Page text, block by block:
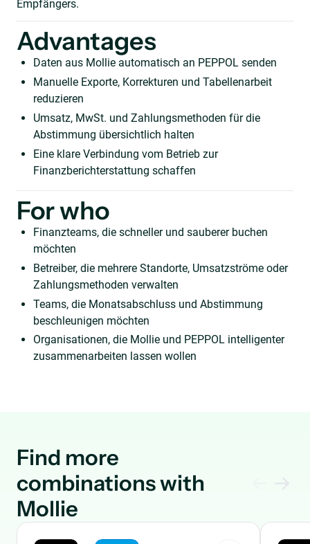
Empfängers.
Advantages
Daten aus Mollie automatisch an PEPPOL senden
Manuelle Exporte, Korrekturen und Tabellenarbeit
reduzieren
Umsatz, MwSt. und Zahlungsmethoden für die
Abstimmung übersichtlich halten
Eine klare Verbindung vom Betrieb zur
Finanzberichterstattung schaffen
For who
Finanzteams, die schneller und sauberer buchen
möchten
Betreiber, die mehrere Standorte, Umsatzströme oder
Zahlungsmethoden verwalten
Teams, die Monatsabschluss und Abstimmung
beschleunigen möchten
Organisationen, die Mollie und PEPPOL intelligenter
zusammenarbeiten lassen wollen
Find more
combinations with
Mollie